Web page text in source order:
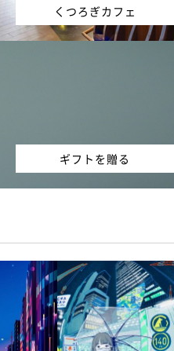
くつろぎカフェ
ギフトを贈る